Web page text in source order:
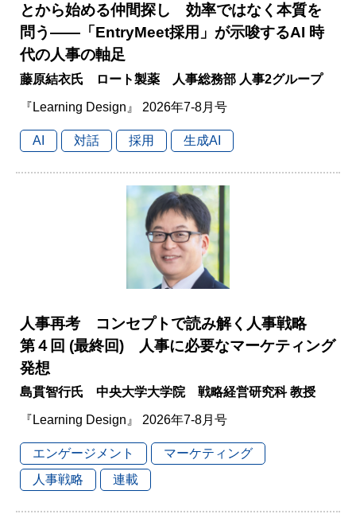
とから始める仲間探し 効率ではなく本質を
問う――「EntryMeet採用」が示唆するAI 時
代の人事の軸足
藤原結衣氏 ロート製薬 人事総務部 人事2グループ
『Learning Design』 2026年7-8月号
AI 対話 採用 生成AI
人事再考 コンセプトで読み解く人事戦略
第４回 (最終回) 人事に必要なマーケティング
発想
島貫智行氏 中央大学大学院 戦略経営研究科 教授
『Learning Design』 2026年7-8月号
エンゲージメント
マーケティング
人事戦略
連載